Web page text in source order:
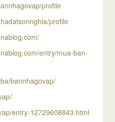
profile
profile
entry/mua-ban-
bannhagovap/
entry-12729608843.html